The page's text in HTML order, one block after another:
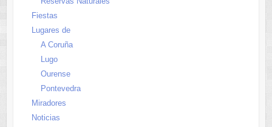
Fiestas
Lugares de
A Coruña
Lugo
Ourense
Pontevedra
Miradores
Noticias